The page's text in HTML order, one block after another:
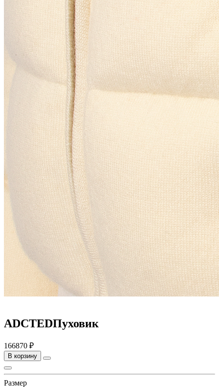
ADCTEDПуховик
166870 ₽
В корзину
Размер